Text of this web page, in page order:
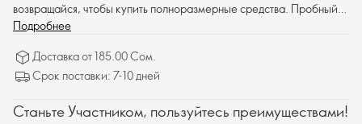
возвращайся, чтобы купить полноразмерные средства. Пробный
комплексный лифтинг-уход с насыщенной текстурой повышает
ему более молодой вид. В набор входят 2 полноразмерных
средства (сыворотка и дневной крем) и 6 пробников (2 х
Подробнее
Доставка от 185.00 Сом.
Срок поставки: 7-10 дней
Станьте Участником, пользуйтесь преимуществами!